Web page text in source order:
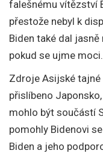
falešnému vítězství
přestože nebyl k
Biden také dal
pokud se ujme moci.
Zdroje Asijské tajné
přislíbeno
mohlo být součástí
pomohly Bidenovi
Biden a jeho